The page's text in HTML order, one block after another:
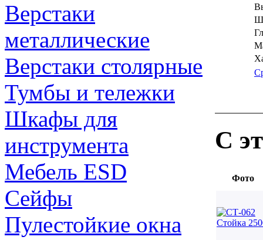
Верстаки
металлические
Верстаки столярные
Тумбы и тележки
Шкафы для
инструмента
Мебель ESD
Сейфы
Пулестойкие окна
С
Фото